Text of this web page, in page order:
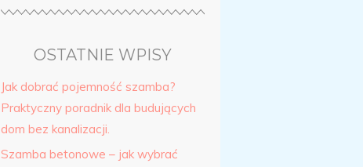
OSTATNIE WPISY
Jak dobrać pojemność szamba?
Praktyczny poradnik dla budujących
dom bez kanalizacji.
Szamba betonowe – jak wybrać